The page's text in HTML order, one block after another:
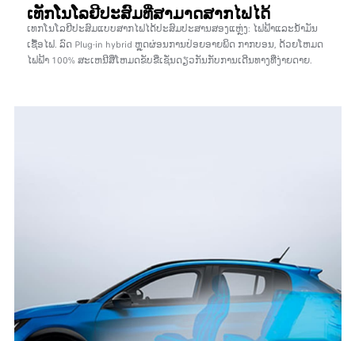
ເທັກໂນໂລຢີປະສົມທີ່ສາມາດສາກໄຟໄດ້
ເທກໂນໂລຍີປະສົມແບບສາກໄຟໄດ້ປະສົມປະສານສອງແຫຼ່ງ: ໄຟຟ້າແລະນ້ຳມັນ
ເຊື້ອໄຟ. ລົດ Plug-in hybrid ຫຼຸດຜ່ອນການປ່ອຍອາຍພິດ ກາກບອນ, ດ້ວຍໂຫມດ
ໄຟຟ້າ 100% ສະເຫນີສີ່ໂຫມດຂັບຂີ່ເຊັ່ນດຽວກັນກັບການເດີນທາງທີ່ງ່າຍດາຍ.